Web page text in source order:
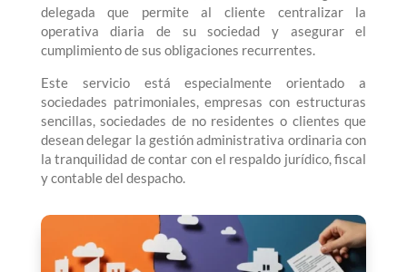
delegada que permite al cliente centralizar la
operativa diaria de su sociedad y asegurar el
cumplimiento de sus obligaciones recurrentes.
Este servicio está especialmente orientado a
sociedades patrimoniales, empresas con estructuras
sencillas, sociedades de no residentes o clientes que
desean delegar la gestión administrativa ordinaria con
la tranquilidad de contar con el respaldo jurídico, fiscal
y contable del despacho.